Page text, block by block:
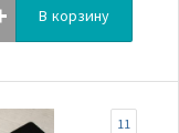
В корзину
11